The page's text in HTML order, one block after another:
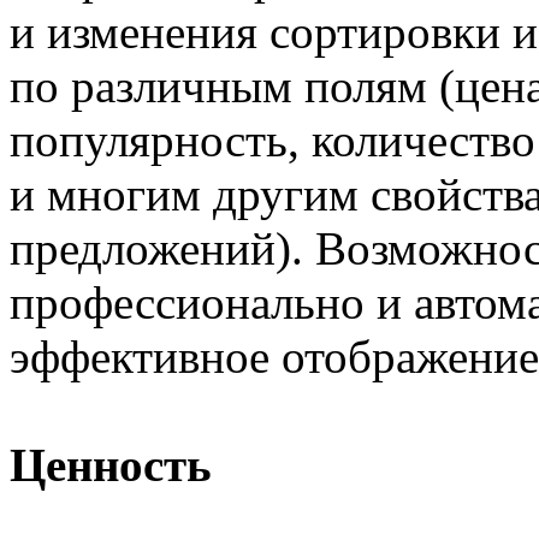
и изменения сортировки
по различным полям
популярность,
и многим другим
предложений).
профессионально и
эффективное
Ценность